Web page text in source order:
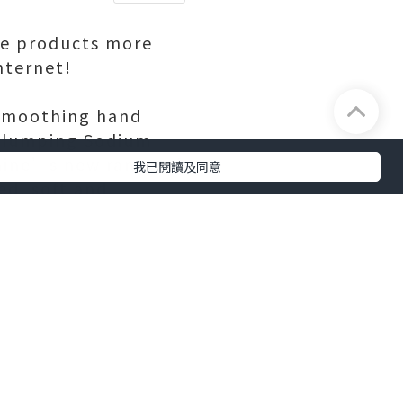
products more
hand
Sodium
new range of
soft and
我已閱讀及同意